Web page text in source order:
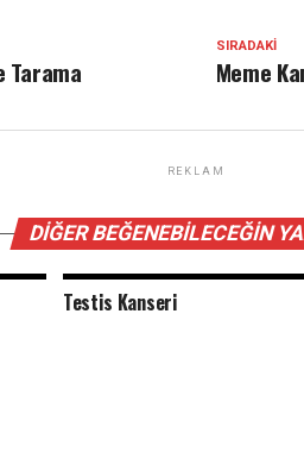
SIRADAKI
Meme
Tarama
REKLAM
DIĞER BEĞENEBILECEĞIN
Testis Kanseri